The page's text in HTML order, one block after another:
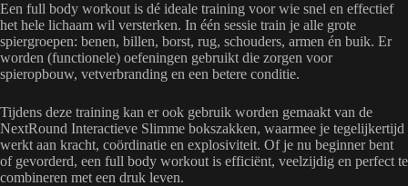
Een full body workout is dé ideale training voor wie snel en effectief
het hele lichaam wil versterken. In één sessie train je alle grote
spiergroepen: benen, billen, borst, rug, schouders, armen én buik. Er
worden (functionele) oefeningen gebruikt die zorgen voor
spieropbouw, vetverbranding en een betere conditie.
Tijdens deze training kan er ook gebruik worden gemaakt van de
NextRound Interactieve Slimme bokszakken, waarmee je tegelijkertijd
werkt aan kracht, coördinatie en explosiviteit. Of je nu beginner bent
of gevorderd, een full body workout is efficiënt, veelzijdig en perfect te
combineren met een druk leven.